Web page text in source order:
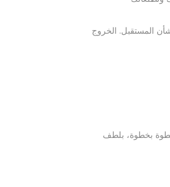
المستقبل. الخروج
خطوة بخطوة، بلطف